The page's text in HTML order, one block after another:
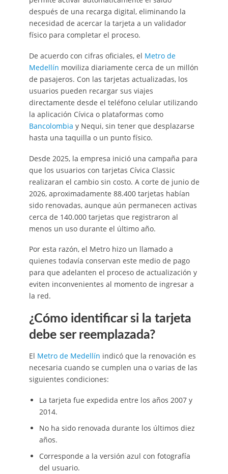
después de una recarga digital, eliminando la
necesidad de acercar la tarjeta a un validador
físico para completar el proceso.
De acuerdo con cifras oficiales, el Metro de
Medellín moviliza diariamente cerca de un millón
de pasajeros. Con las tarjetas actualizadas, los
usuarios pueden recargar sus viajes
directamente desde el teléfono celular utilizando
la aplicación Cívica o plataformas como
Bancolombia y Nequi, sin tener que desplazarse
hasta una taquilla o un punto físico.
Desde 2025, la empresa inició una campaña para
que los usuarios con tarjetas Cívica Classic
realizaran el cambio sin costo. A corte de junio de
2026, aproximadamente 88.400 tarjetas habían
sido renovadas, aunque aún permanecen activas
cerca de 140.000 tarjetas que registraron al
menos un uso durante el último año.
Por esta razón, el Metro hizo un llamado a
quienes todavía conservan este medio de pago
para que adelanten el proceso de actualización y
eviten inconvenientes al momento de ingresar a
la red.
¿Cómo identificar si la tarjeta
debe ser reemplazada?
El Metro de Medellín indicó que la renovación es
necesaria cuando se cumplen una o varias de las
siguientes condiciones:
La tarjeta fue expedida entre los años 2007 y
2014.
No ha sido renovada durante los últimos diez
años.
Corresponde a la versión azul con fotografía
del usuario.